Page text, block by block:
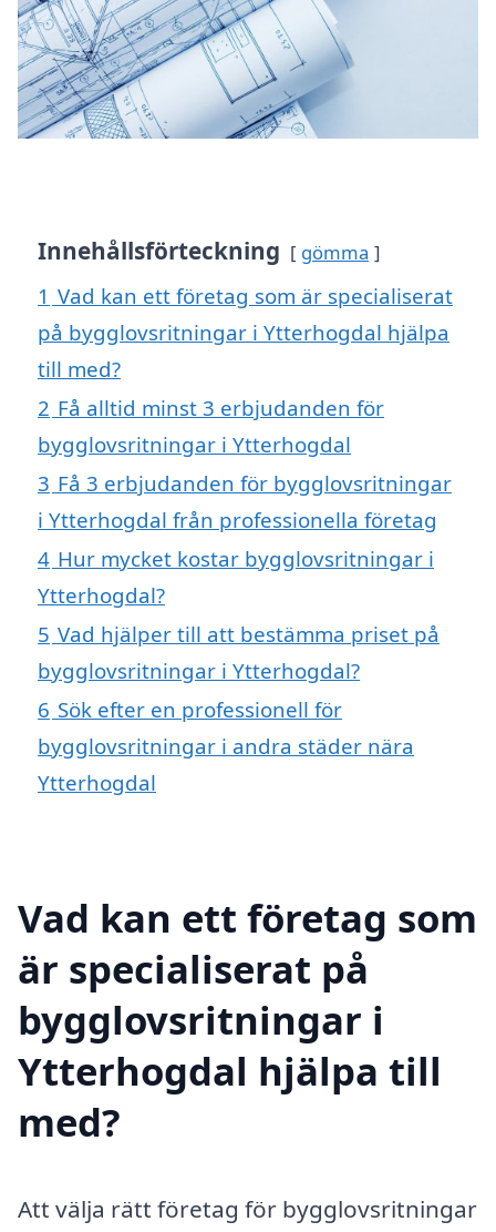
Innehållsförteckning gömma
1 Vad kan ett företag som är specialiserat
på bygglovsritningar i Ytterhogdal hjälpa
till med?
2 Få alltid minst 3 erbjudanden för
bygglovsritningar i Ytterhogdal
3 Få 3 erbjudanden för bygglovsritningar
i Ytterhogdal från professionella företag
4 Hur mycket kostar bygglovsritningar i
Ytterhogdal?
5 Vad hjälper till att bestämma priset på
bygglovsritningar i Ytterhogdal?
6 Sök efter en professionell för
bygglovsritningar i andra städer nära
Ytterhogdal
Vad kan ett företag som
är specialiserat på
bygglovsritningar i
Ytterhogdal hjälpa till
med?
Att välja rätt företag för bygglovsritningar